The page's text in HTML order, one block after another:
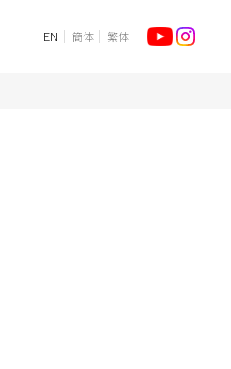
EN 簡体 繁体